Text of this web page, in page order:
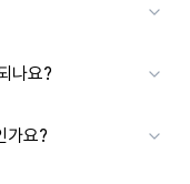
나요?
가요?